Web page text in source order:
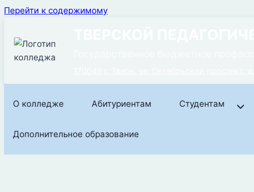
Перейти к содержимому
О колледже Абитуриентам Студентам
Дополнительное образование